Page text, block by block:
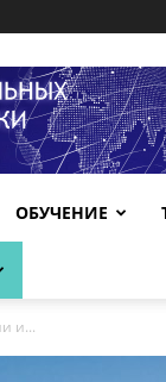
ОБУЧЕНИЕ
и...